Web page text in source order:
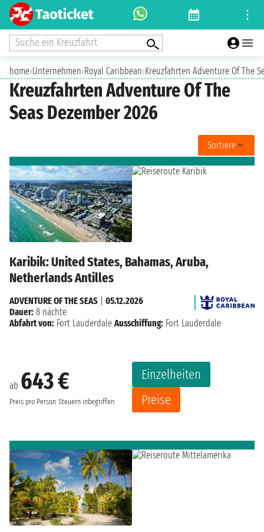
Suche ein Kreuzfahrt
home›Unternehmen›Royal Caribbean›Kreuzfahrten Adventure Of The
Kreuzfahrten Adventure Of The
Seas Dezember 2026
Sortiere
Karibik: United States, Bahamas, Aruba,
Netherlands Antilles
ab 643 €
Preis pro Person Steuern inbegriffen
Einzelheiten
Preise
ADVENTURE OF THE SEAS
05.12.2026
Dauer: 8 nächte
Abfahrt von: Fort Lauderdale Ausschiffung: Fort Lauderdale